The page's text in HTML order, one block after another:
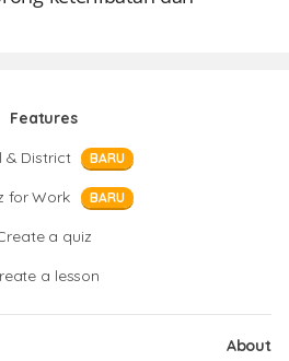
Features
& District
BARU
for Work BARU
a quiz
a lesson
About